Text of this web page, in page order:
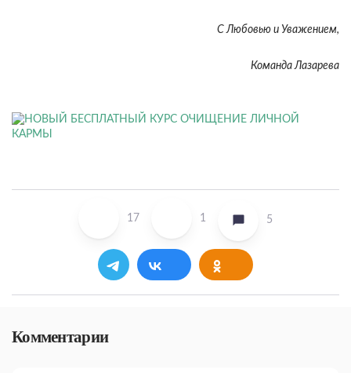
С Любовью и Уважением,
Команда Лазарева
17 1 5
Комментарии